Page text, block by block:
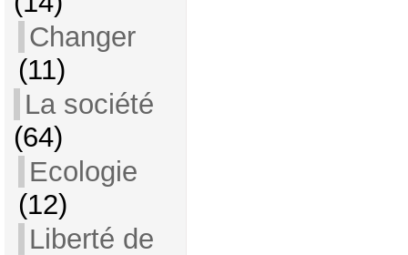
Changer
(11)
La société
(64)
Ecologie
(12)
Liberté de